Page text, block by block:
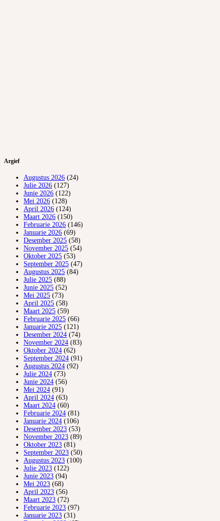
Argief
Augustus 2026 (24)
Julie 2026 (127)
Junie 2026 (122)
Mei 2026 (128)
April 2026 (124)
Maart 2026 (150)
Februarie 2026 (146)
Januarie 2026 (69)
Desember 2025 (58)
November 2025 (54)
Oktober 2025 (53)
September 2025 (47)
Augustus 2025 (84)
Julie 2025 (88)
Junie 2025 (52)
Mei 2025 (73)
April 2025 (58)
Maart 2025 (59)
Februarie 2025 (66)
Januarie 2025 (121)
Desember 2024 (74)
November 2024 (83)
Oktober 2024 (62)
September 2024 (91)
Augustus 2024 (92)
Julie 2024 (73)
Junie 2024 (56)
Mei 2024 (91)
April 2024 (63)
Maart 2024 (60)
Februarie 2024 (81)
Januarie 2024 (106)
Desember 2023 (53)
November 2023 (89)
Oktober 2023 (81)
September 2023 (50)
Augustus 2023 (100)
Julie 2023 (122)
Junie 2023 (94)
Mei 2023 (68)
April 2023 (56)
Maart 2023 (72)
Februarie 2023 (97)
Januarie 2023 (31)